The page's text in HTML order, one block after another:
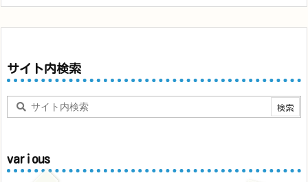
サイト内検索
various